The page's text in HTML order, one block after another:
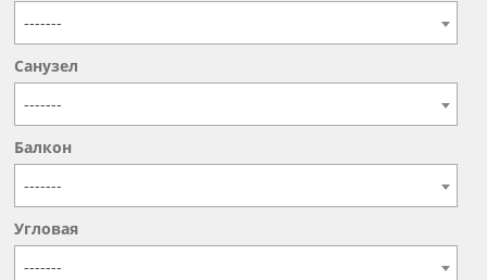
-------
Санузел
-------
Балкон
-------
Угловая
-------